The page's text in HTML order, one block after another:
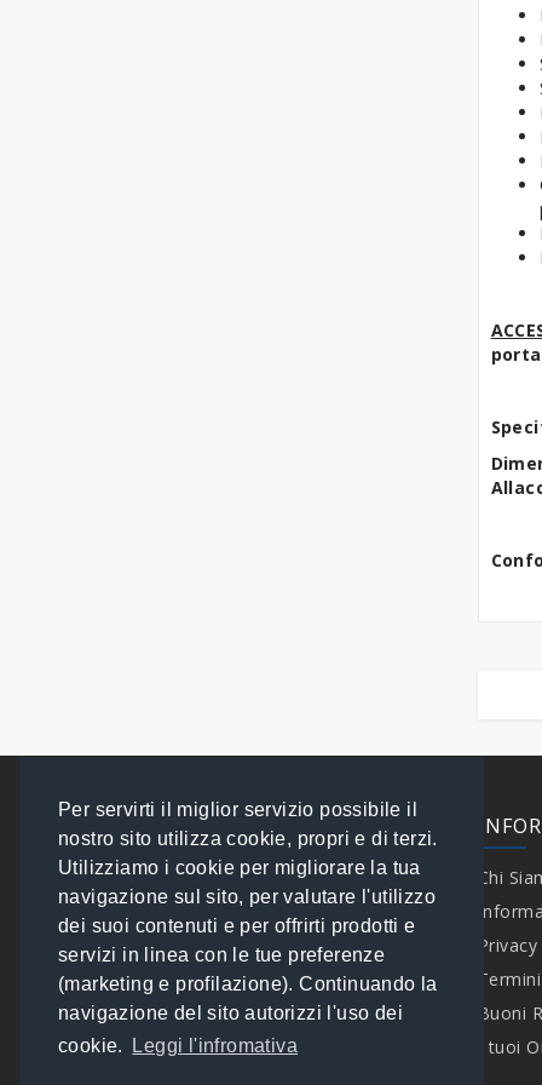
Per servirti il miglior servizio possibile il
nostro sito utilizza cookie, propri e di terzi.
Utilizziamo i cookie per migliorare la tua
navigazione sul sito, per valutare l'utilizzo
dei suoi contenuti e per offrirti prodotti e
servizi in linea con le tue preferenze
(marketing e profilazione). Continuando la
navigazione del sito autorizzi l'uso dei
cookie.
Leggi l'infromativa
EXTRA
Contattaci
Speciali
Brand
I tuoi Ordini
Mappa del Sito
Chi
Buoni
I tuoi